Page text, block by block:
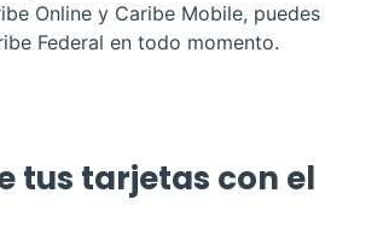
Online y Caribe Mobile, puedes
Federal en todo momento.
tus tarjetas con el